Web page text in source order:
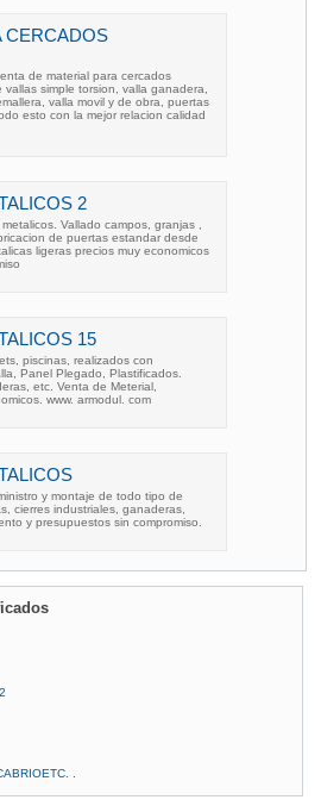
CERCADOS
de material para cercados
simple torsion, valla ganadera,
valla movil y de obra, puertas
esto con la mejor relacion calidad
2
Vallado campos, granjas ,
de puertas estandar desde
ligeras precios muy economicos
15
piscinas, realizados con
Panel Plegado, Plastificados.
etc. Venta de Meterial,
www. armodul. com
y montaje de todo tipo de
cierres industriales, ganaderas,
y presupuestos sin compromiso.
.